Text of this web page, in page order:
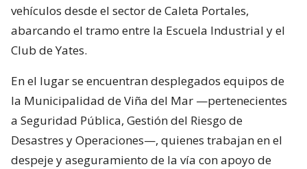
vehículos desde el sector de Caleta Portales,
abarcando el tramo entre la Escuela Industrial y el
Club de Yates.
En el lugar se encuentran desplegados equipos de
la Municipalidad de Viña del Mar —pertenecientes
a Seguridad Pública, Gestión del Riesgo de
Desastres y Operaciones—, quienes trabajan en el
despeje y aseguramiento de la vía con apoyo de